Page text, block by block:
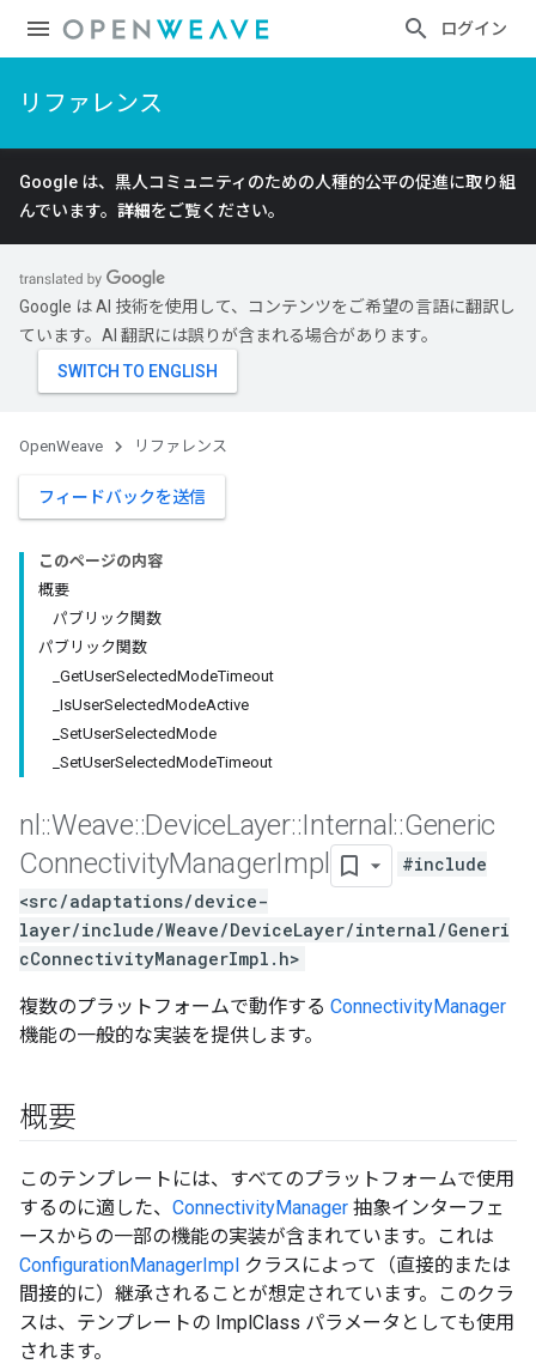
ログイン
リファレンス
Google は、黒人コミュニティのための人種的公平の促進に取り組
んでいます。 詳細をご覧ください。
Google は AI 技術を使用して、コンテンツをご希望の言語に翻訳し
ています。AI 翻訳には誤りが含まれる場合があります。
OpenWeave リファレンス
フィードバックを送信
このページの内容
概要
パブリック関数
パブリック関数
_GetUserSelectedModeTimeout
_IsUserSelectedModeActive
_SetUserSelectedMode
_SetUserSelectedModeTimeout
nl ::Weave::DeviceLayer::Internal ::Generic
ConnectivityManagerImpl
#include
<src/adaptations/device-
layer/include/Weave/DeviceLayer/internal/Generi
cConnectivityManagerImpl.h>
複数のプラットフォームで動作する ConnectivityManager
機能の一般的な実装を提供します。
概要
このテンプレートには、すべてのプラットフォームで使用
するのに適した、 ConnectivityManager 抽象インターフェ
ースからの一部の機能の実装が含まれています。これは
ConfigurationManagerImpl クラスによって（直接的または
間接的に）継承されることが想定されています。このクラ
スは、テンプレートの ImplClass パラメータとしても使用
されます。